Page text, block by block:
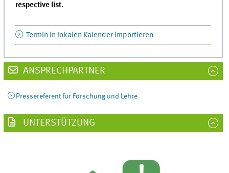
respective list.
Termin in lokalen Kalender importieren
ANSPRECHPARTNER
Pressereferent für Forschung und Lehre
UNTERSTÜTZUNG